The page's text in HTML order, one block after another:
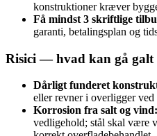
konstruktioner kræver
Få mindst 3 skriftlige
garanti, betalingsplan og
Risici — hvad kan gå galt
Dårligt funderet
eller revner i overligger
Korrosion fra salt og vind:
vedligehold; stål skal være